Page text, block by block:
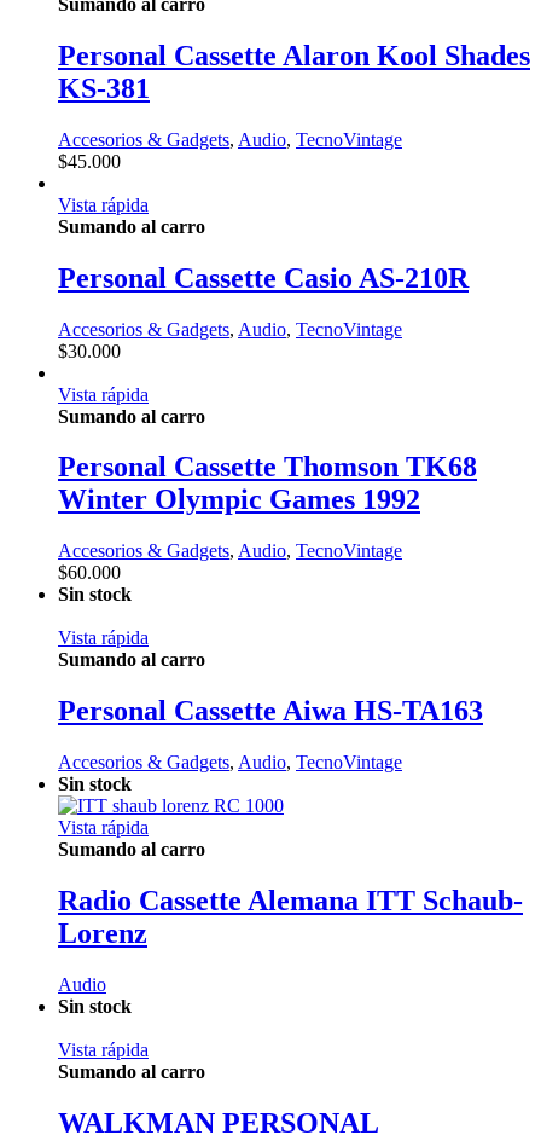
Personal Cassette Alaron Kool Shades
KS-381
Accesorios & Gadgets, Audio, TecnoVintage
$45.000
Vista rápida
Sumando al carro
Personal Cassette Casio AS-210R
Accesorios & Gadgets, Audio, TecnoVintage
$30.000
Vista rápida
Sumando al carro
Personal Cassette Thomson TK68
Winter Olympic Games 1992
Accesorios & Gadgets, Audio, TecnoVintage
$60.000
Sin stock
Vista rápida
Sumando al carro
Personal Cassette Aiwa HS-TA163
Accesorios & Gadgets, Audio, TecnoVintage
Sin stock
Vista rápida
Sumando al carro
Radio Cassette Alemana ITT Schaub-
Lorenz
Audio
Sin stock
Vista rápida
Sumando al carro
WALKMAN PERSONAL